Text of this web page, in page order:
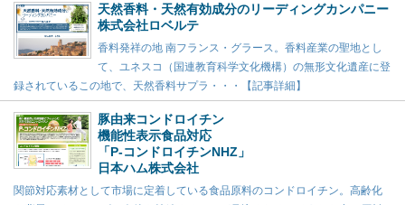
天然香料・天然有効成分のリーディングカンパニー
株式会社ロベルテ
香料発祥の地 南フランス・グラース。香料産業の聖地とし
て、ユネスコ（国連教育科学文化機構）の無形文化遺産に登
録されているこの地で、天然香料サプラ・・・【記事詳細】
豚由来コンドロイチン
機能性表示食品対応
「P-コンドロイチンNHZ」
日本ハム株式会社
関節対応素材として市場に定着している食品原料のコンドロイチン。高齢化